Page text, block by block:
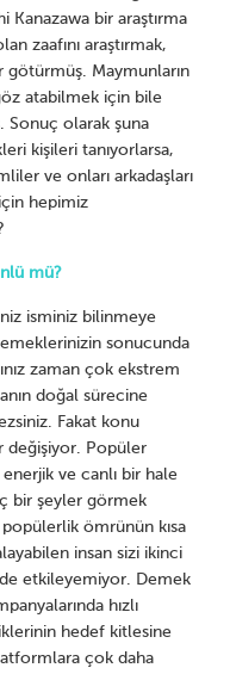
bir araştırma
zaafını araştırmak,
götürmüş. Maymunların
atabilmek için bile
Sonuç olarak şuna
kişileri tanıyorlarsa,
ve onları arkadaşları
hepimiz
mü?
isminiz bilinmeye
emeklerinizin sonucunda
zaman çok ekstrem
doğal sürecine
Fakat konu
değişiyor. Popüler
ve canlı bir hale
bir şeyler görmek
ömrünün kısa
insan sizi ikinci
etkileyemiyor. Demek
hızlı
hedef kitlesine
çok daha